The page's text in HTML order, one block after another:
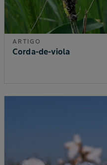
ARTIGO
Corda-de-viola